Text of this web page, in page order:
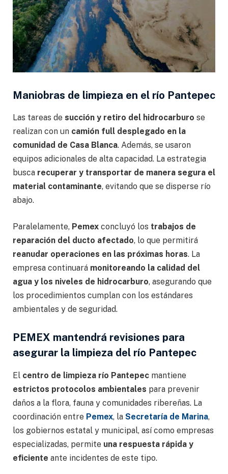
Maniobras de limpieza en el río Pantepec
Las tareas de succión y retiro del hidrocarburo se
realizan con un camión full desplegado en la
comunidad de Casa Blanca. Además, se usaron
equipos adicionales de alta capacidad. La estrategia
busca recuperar y transportar de manera segura el
material contaminante, evitando que se disperse río
abajo.
Paralelamente, Pemex concluyó los trabajos de
reparación del ducto afectado, lo que permitirá
reanudar operaciones en las próximas horas. La
empresa continuará monitoreando la calidad del
agua y los niveles de hidrocarburo, asegurando que
los procedimientos cumplan con los estándares
ambientales y de seguridad.
PEMEX mantendrá revisiones para
asegurar la limpieza del río Pantepec
El centro de limpieza río Pantepec mantiene
estrictos protocolos ambientales para prevenir
daños a la flora, fauna y comunidades ribereñas. La
coordinación entre Pemex, la Secretaría de Marina,
los gobiernos estatal y municipal, así como empresas
especializadas, permite una respuesta rápida y
eficiente ante incidentes de este tipo.